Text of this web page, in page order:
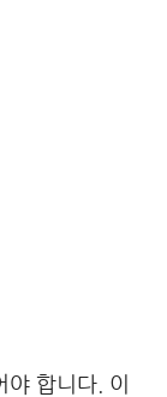
합니다. 이